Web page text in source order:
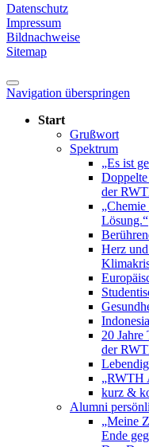
Datenschutz
Impressum
Bildnachweise
Sitemap
Navigation überspringen
Start
Grußwort
Spektrum
„Es ist
der
Lösung.“
Herz
20
der
„RWTH
kurz &
Alumni
„Meine
Ende